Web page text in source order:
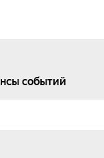
событий